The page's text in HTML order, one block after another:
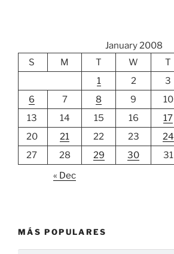
January 2008
S
M T W T
1
2 3
6
7 8 9 10
13
14 15 16 17
20
21 22 23 24
27
28 29 30
31
« Dec
MÁS POPULARES